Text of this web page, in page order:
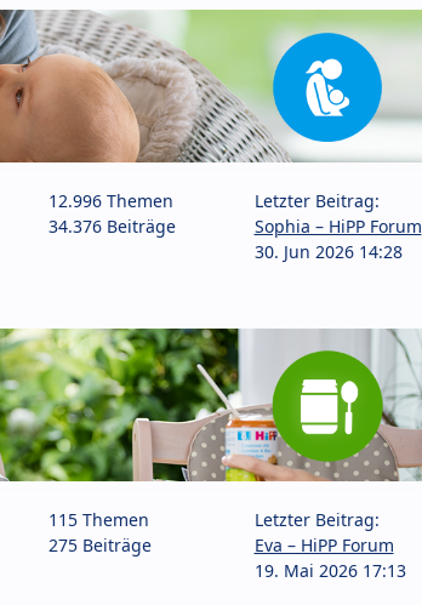
12.996 Themen
34.376 Beiträge
Letzter Beitrag:
Sophia – HiPP Forum
30. Jun 2026 14:28
115 Themen
275 Beiträge
Letzter Beitrag:
Eva – HiPP Forum
19. Mai 2026 17:13